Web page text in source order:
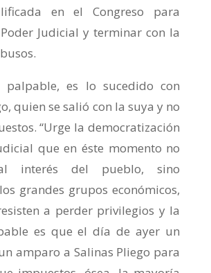
en el Congreso para
Judicial y terminar con la
palpable, es lo sucedido con
quien se salió con la suya y no
“Urge la democratización
que en éste momento no
interés del pueblo, sino
grandes grupos económicos,
a perder privilegios y la
es que el día de ayer un
amparo a Salinas Pliego para